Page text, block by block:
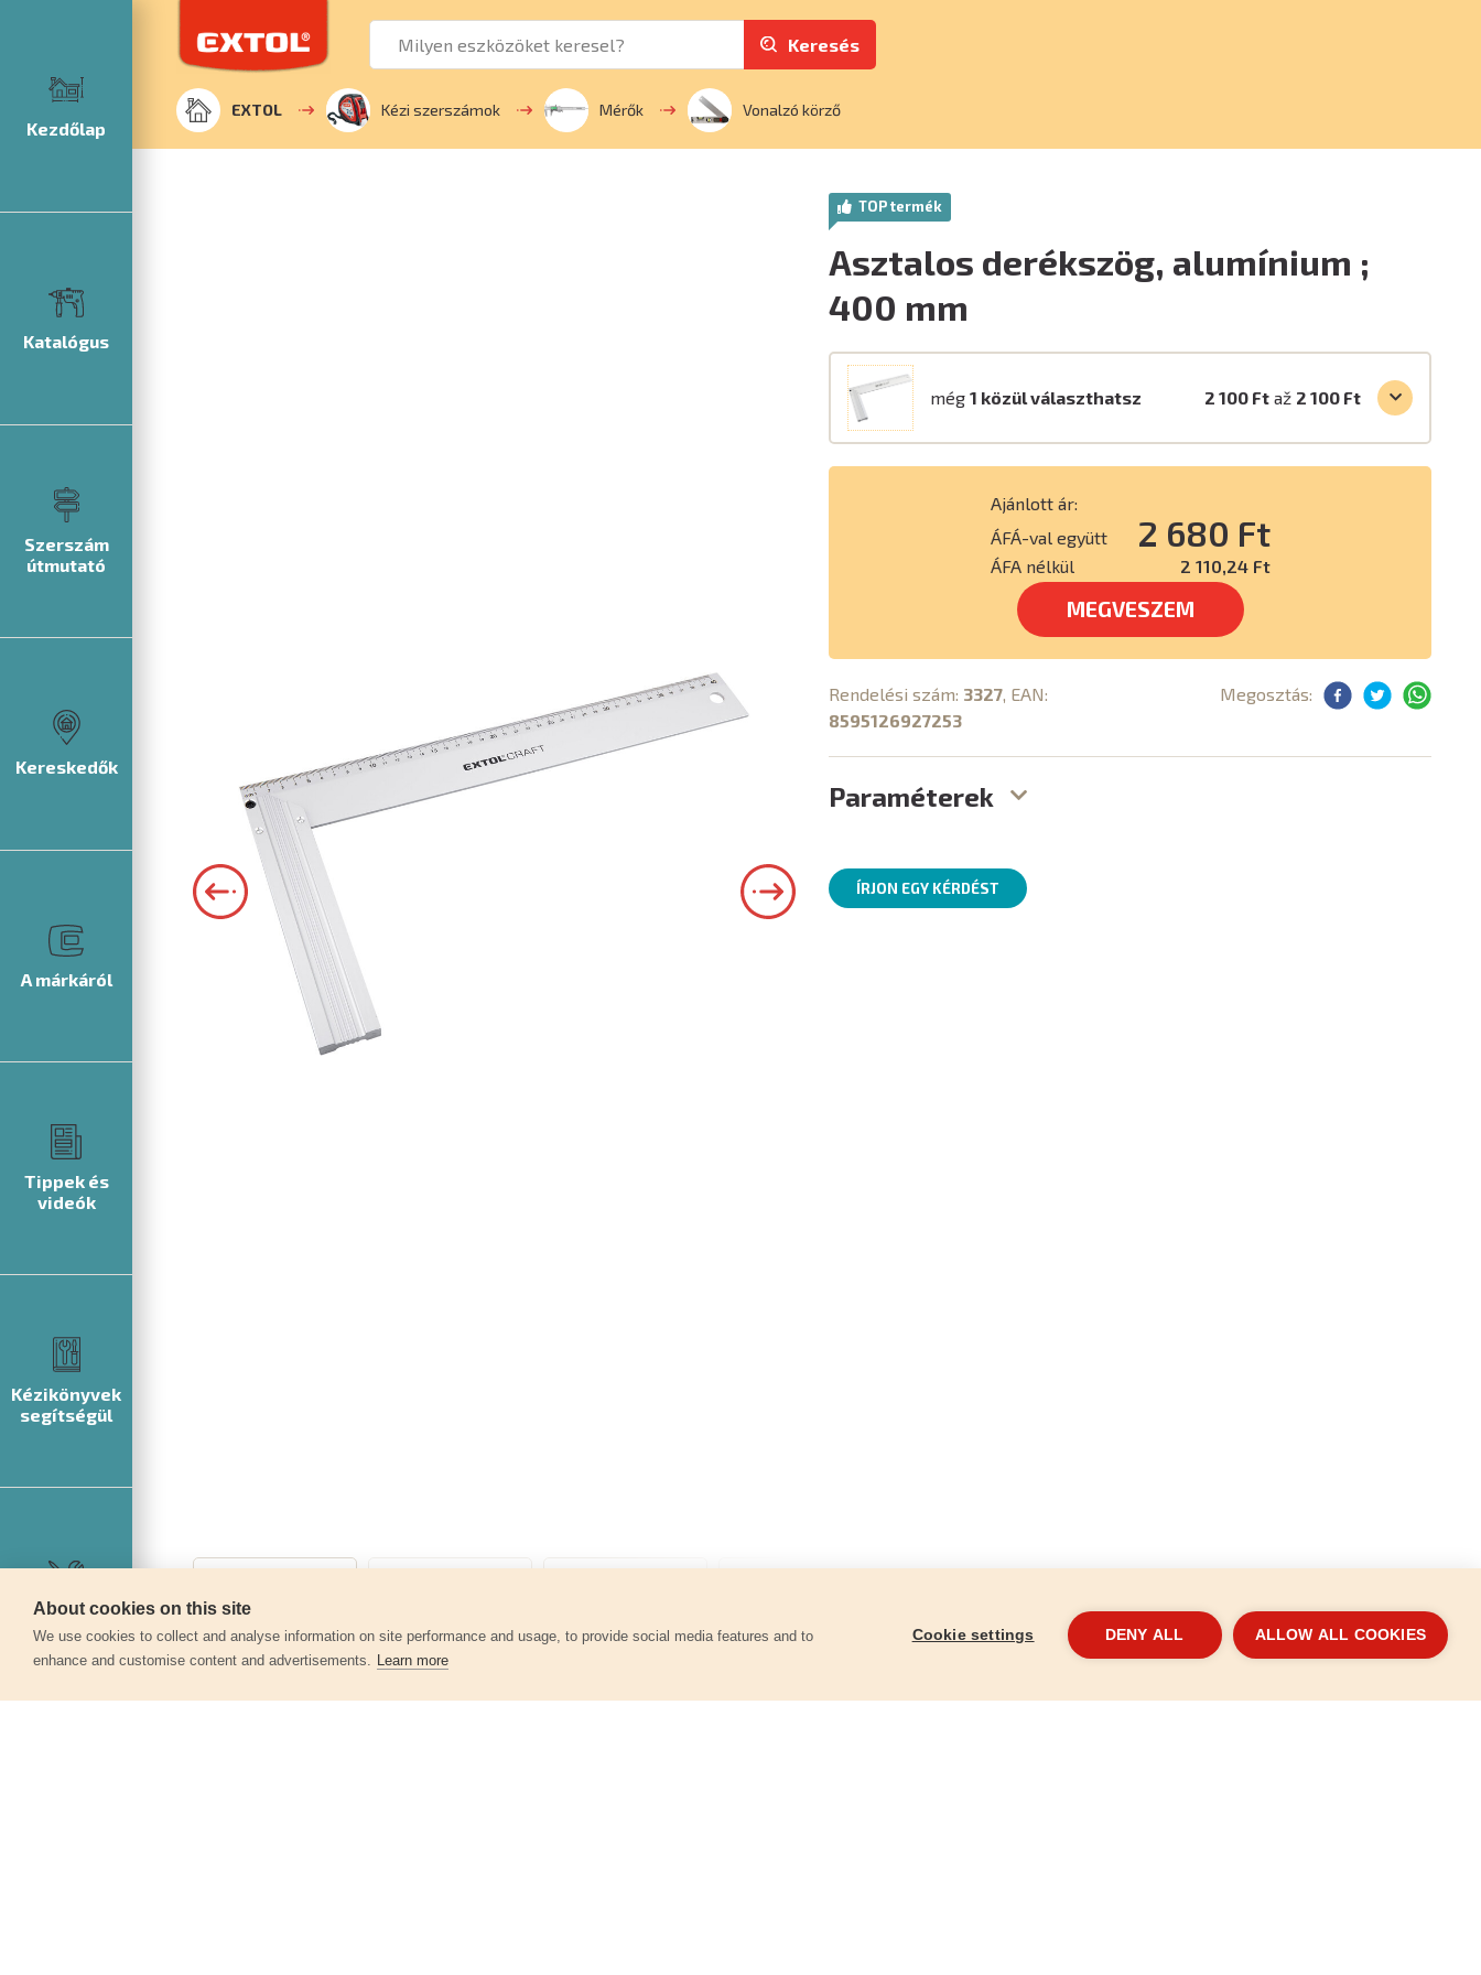
Kezdőlap
Katalógus
Szerszám
útmutató
Kereskedők
A márkáról
Tippek és
videók
Kézikönyvek
segítségül
Szerviz
Keresés
EXTOL Kézi szerszámok Mérők Vonalzó körző
TOP termék
Asztalos derékszög, alumínium ;
400 mm
még 1 közül választhatsz 2 100 Ft až 2 100 Ft
Ajánlott ár:
ÁFÁ-val együtt
2 680 Ft
ÁFA nélkül 2 110,24 Ft
MEGVESZEM
Rendelési szám: 3327 , EAN:
8595126927253
Megosztás:
Paraméterek
ÍRJON EGY KÉRDÉST
About cookies on this site
We use cookies to collect and analyse information on site performance and usage, to provide social media features and to
enhance and customise content and advertisements. Learn more
Cookie settings DENY ALL ALLOW ALL COOKIES